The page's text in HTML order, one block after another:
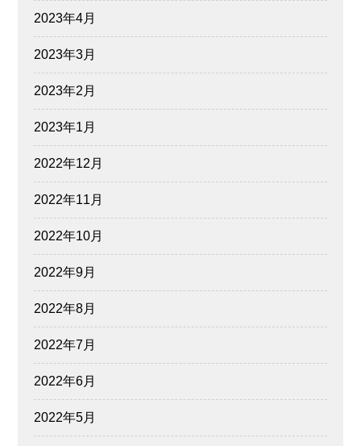
2023年4月
2023年3月
2023年2月
2023年1月
2022年12月
2022年11月
2022年10月
2022年9月
2022年8月
2022年7月
2022年6月
2022年5月